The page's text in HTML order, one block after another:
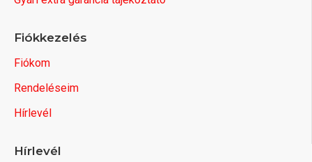
Fiókkezelés
Fiókom
Rendeléseim
Hírlevél
Hírlevél